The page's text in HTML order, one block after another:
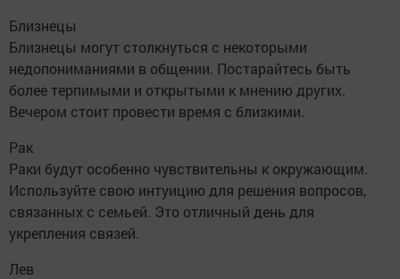
Близнецы
Близнецы могут столкнуться с некоторыми
недопониманиями в общении. Постарайтесь быть
более терпимыми и открытыми к мнению других.
Вечером стоит провести время с близкими.
Рак
Раки будут особенно чувствительны к окружающим.
Используйте свою интуицию для решения вопросов,
связанных с семьей. Это отличный день для
укрепления связей.
Лев